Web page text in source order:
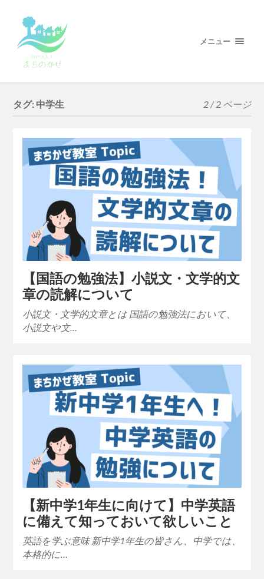
メニュー
タグ: 中学生 2 / 2 ページ
【国語の勉強法】小説文・文学的文
章の読解について
小説文・文学的文章とは 国語の勉強法において、
小説文や文…
【新中学1年生に向けて】中学英語
に備えて知っておいて欲しいこと
英語を学ぶ意味 新中学1年生の皆さん、中学では、
本格的に…